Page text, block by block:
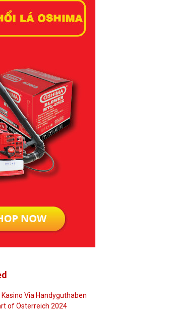
Via Handyguthaben
of Österreich 2024